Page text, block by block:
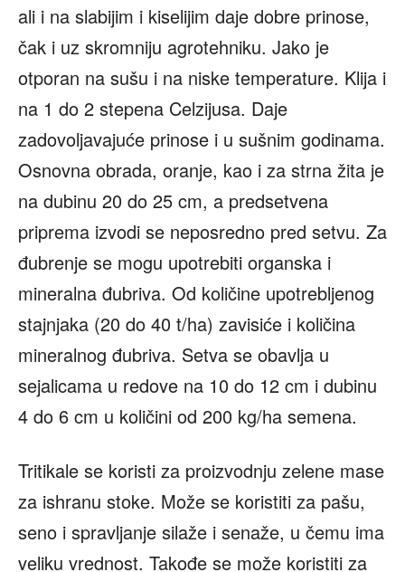
ali i na slabijim i kiselijim daje dobre prinose,
čak i uz skromniju agrotehniku. Jako je
otporan na sušu i na niske temperature. Klija i
na 1 do 2 stepena Celzijusa. Daje
zadovoljavajuće prinose i u sušnim godinama.
Osnovna obrada, oranje, kao i za strna žita je
na dubinu 20 do 25 cm, a predsetvena
priprema izvodi se neposredno pred setvu. Za
đubrenje se mogu upotrebiti organska i
mineralna đubriva. Od količine upotrebljenog
stajnjaka (20 do 40 t/ha) zavisiće i količina
mineralnog đubriva. Setva se obavlja u
sejalicama u redove na 10 do 12 cm i dubinu
4 do 6 cm u količini od 200 kg/ha semena.
Tritikale se koristi za proizvodnju zelene mase
za ishranu stoke. Može se koristiti za pašu,
seno i spravljanje silaže i senaže, u čemu ima
veliku vrednost. Takođe se može koristiti za